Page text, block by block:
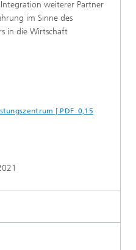
weiterer Partner
im Sinne des
in die Wirtschaft
[ PDF 0,15